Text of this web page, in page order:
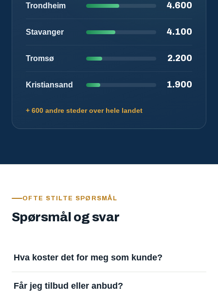
Trondheim 4.600
Stavanger 4.100
Tromsø 2.200
Kristiansand 1.900
+ 600 andre steder over hele landet
OFTE STILTE SPØRSMÅL
Spørsmål og svar
Hva koster det for meg som kunde?
å motta svar. Tjenesten finansieres av
Får jeg tilbud eller anbud?